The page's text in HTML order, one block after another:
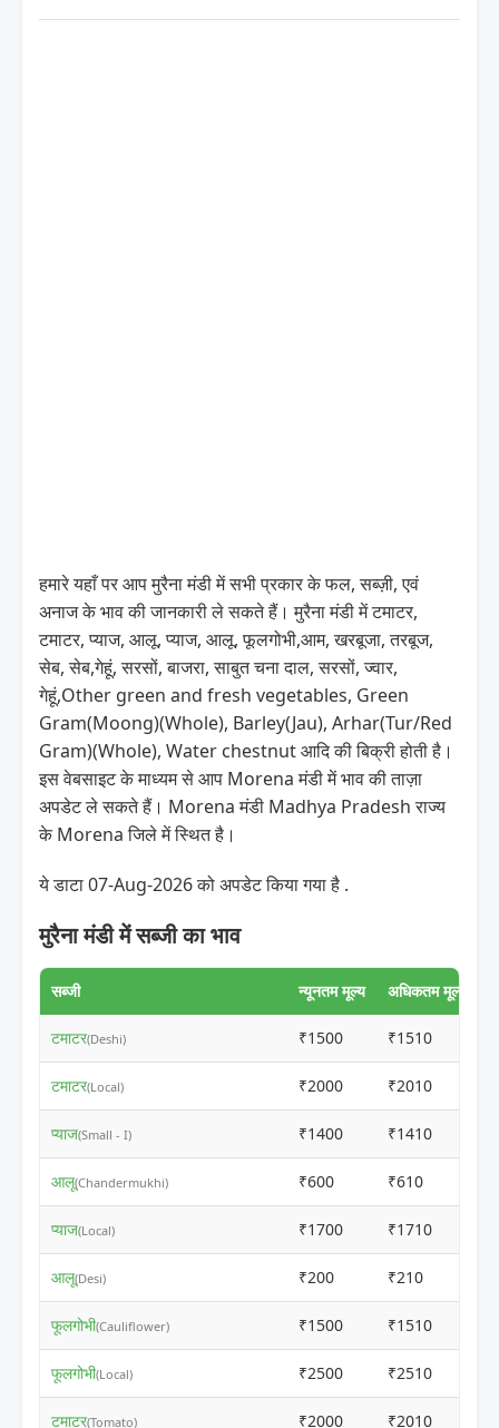
हमारे यहाँ पर आप मुरैना मंडी में सभी प्रकार के फल, सब्ज़ी, एवं
अनाज के भाव की जानकारी ले सकते हैं। मुरैना मंडी में टमाटर,
टमाटर, प्याज, आलू, प्याज, आलू, फूलगोभी,आम, खरबूजा, तरबूज,
सेब, सेब,गेहूं, सरसों, बाजरा, साबुत चना दाल, सरसों, ज्वार,
गेहूं,Other green and fresh vegetables, Green
Gram(Moong)(Whole), Barley(Jau), Arhar(Tur/Red
Gram)(Whole), Water chestnut आदि की बिक्री होती है।
इस वेबसाइट के माध्यम से आप Morena मंडी में भाव की ताज़ा
अपडेट ले सकते हैं। Morena मंडी Madhya Pradesh राज्य
के Morena जिले में स्थित है।
ये डाटा 07-Aug-2026 को अपडेट किया गया है .
मुरैना मंडी में सब्जी का भाव
सब्जी न्यूनतम मूल्य अधिकतम मूल्य
टमाटर(Deshi) ₹1500 ₹1510
टमाटर(Local) ₹2000 ₹2010
प्याज(Small - I) ₹1400 ₹1410
आलू(Chandermukhi) ₹600 ₹610
प्याज(Local) ₹1700 ₹1710
आलू(Desi) ₹200 ₹210
फूलगोभी(Cauliflower) ₹1500 ₹1510
फूलगोभी(Local) ₹2500 ₹2510
टमाटर(Tomato) ₹2000 ₹2010